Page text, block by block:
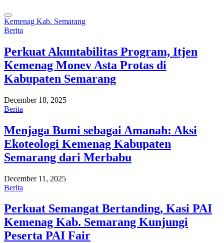
Kemenag Kab. Semarang
Berita
Perkuat Akuntabilitas Program, Itjen
Kemenag Monev Asta Protas di
Kabupaten Semarang
December 18, 2025
Berita
Menjaga Bumi sebagai Amanah: Aksi
Ekoteologi Kemenag Kabupaten
Semarang dari Merbabu
December 11, 2025
Berita
Perkuat Semangat Bertanding, Kasi PAI
Kemenag Kab. Semarang Kunjungi
Peserta PAI Fair